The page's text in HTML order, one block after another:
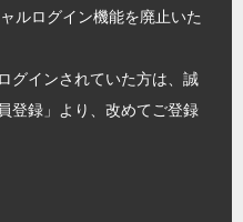
ルログイン機能を廃止いた
グインされていた方は、誠
登録」より、改めてご登録